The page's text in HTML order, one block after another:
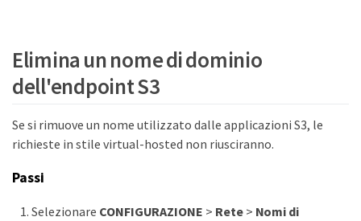
Elimina un nome di dominio
dell'endpoint S3
Se si rimuove un nome utilizzato dalle applicazioni S3, le
richieste in stile virtual-hosted non riusciranno.
Passi
Selezionare CONFIGURAZIONE > Rete> Nomi di